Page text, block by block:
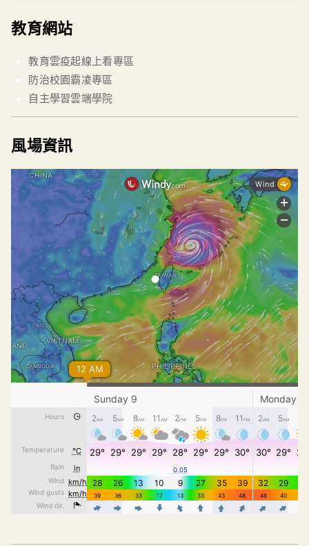
教育網站
教育雲疫起線上看專區
防治校園霸凌專區
自主學習雲端學院
風場資訊